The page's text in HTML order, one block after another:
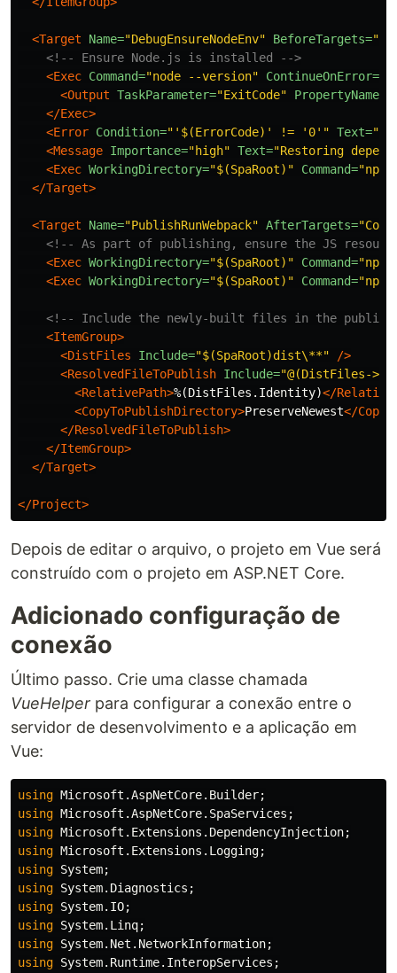
<Target Name="DebugEnsureNodeEnv" BeforeTargets=
<!-- Ensure Node.js is installed -->
<Exec Command="node --version" ContinueOnError=
<Output TaskParameter="ExitCode" PropertyName=
</Exec>
<Error Condition="'$(ErrorCode)' != '0'" Text=
<Message Importance="high" Text="Restoring
<Exec WorkingDirectory="$(SpaRoot)" Command=
</Target>
<Target Name="PublishRunWebpack" AfterTargets=
<!-- As part of publishing, ensure the JS
<Exec WorkingDirectory="$(SpaRoot)" Command=
<Exec WorkingDirectory="$(SpaRoot)" Command=
<!-- Include the newly-built files in the publish
<ItemGroup>
<DistFiles
Include="$(SpaRoot)dist\**"
/>
<ResolvedFileToPublish Include="@(DistFiles-
<RelativePath>%(DistFiles.Identity)</
<CopyToPublishDirectory>PreserveNewest</
</ResolvedFileToPublish>
</ItemGroup>
</Target>
</Project>
Depois de editar o arquivo, o projeto em Vue será
construído com o projeto em ASP.NET Core.
Adicionado configuração de
conexão
Último passo. Crie uma classe chamada
VueHelper para configurar a conexão entre o
servidor de desenvolvimento e a aplicação em
Vue:
using Microsoft.AspNetCore.Builder;
using Microsoft.AspNetCore.SpaServices ;
using Microsoft.Extensions.DependencyInjection;
using Microsoft.Extensions.Logging;
using System;
using System.Diagnostics ;
using System.IO;
using System.Linq;
using System.Net.NetworkInformation;
using System.Runtime.InteropServices ;